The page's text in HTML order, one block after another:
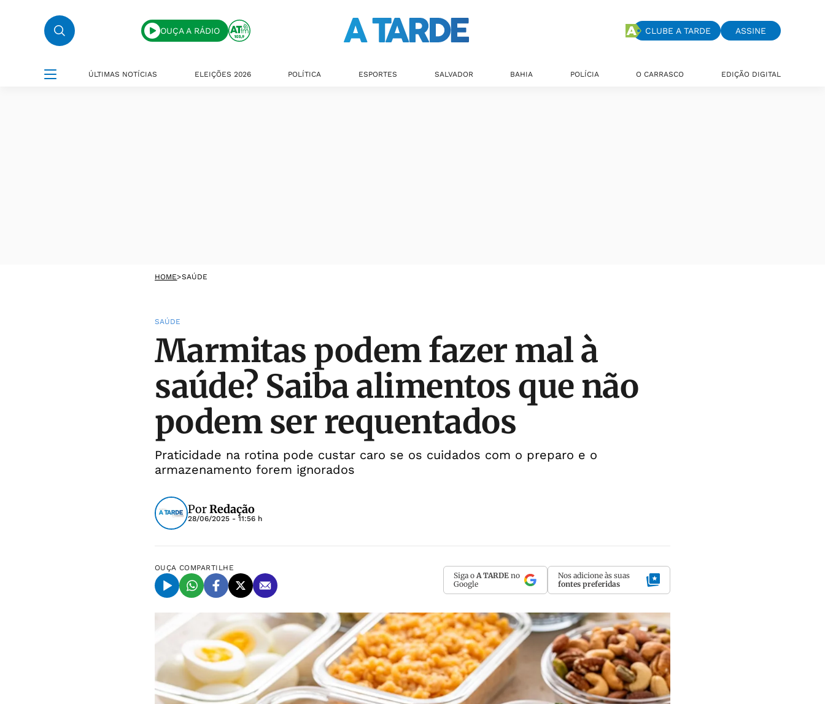
OUÇA A RÁDIO CLUBE A TARDE ASSINE
ÚLTIMAS NOTÍCIAS ELEIÇÕES 2026 POLÍTICA ESPORTES SALVADOR BAHIA POLÍCIA O CARRASCO EDIÇÃO DIGITAL
HOME>SAÚDE
SAÚDE
Marmitas podem fazer mal à
saúde? Saiba alimentos que não
podem ser requentados
Praticidade na rotina pode custar caro se os cuidados com o preparo e o
armazenamento forem ignorados
PorRedação
28/06/2025 - 11:56 h
OUÇA COMPARTILHE
Siga o A TARDE no
Google
Nos adicione às suas
fontes preferidas